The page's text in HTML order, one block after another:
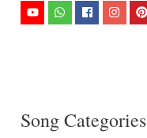
Song Categories